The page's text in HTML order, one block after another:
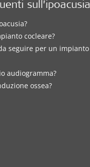
sull’ipoacusia
cocleare?
seguire per un impianto
audiogramma?
ossea?